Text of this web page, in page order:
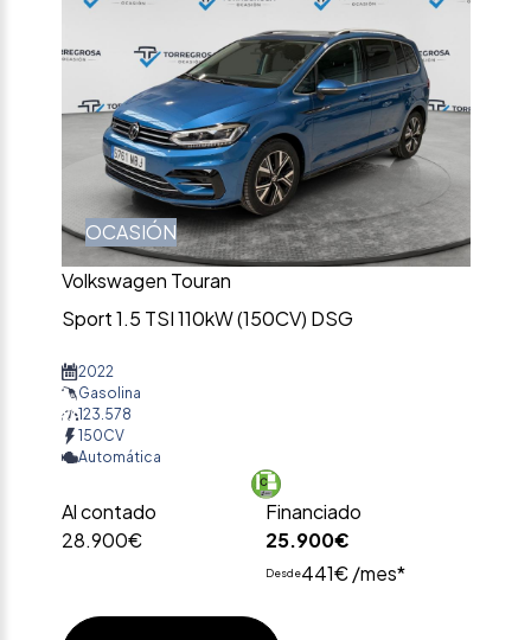
OCASIÓN
Volkswagen Touran
Sport 1.5 TSI 110kW (150CV) DSG
2022
Gasolina
123.578
150CV
Automática
Al contado
28.900€
Financiado
25.900€
Desde441€ /mes*